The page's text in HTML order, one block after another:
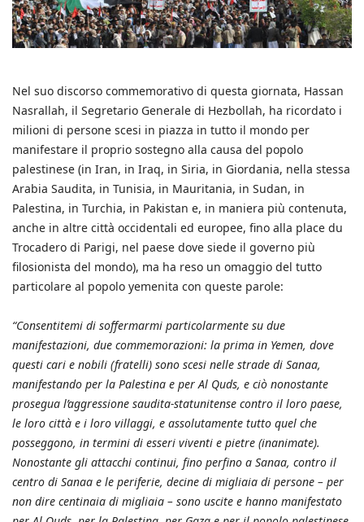
Nel suo discorso commemorativo di questa giornata, Hassan
Nasrallah, il Segretario Generale di Hezbollah, ha ricordato i
milioni di persone scesi in piazza in tutto il mondo per
manifestare il proprio sostegno alla causa del popolo
palestinese (in Iran, in Iraq, in Siria, in Giordania, nella stessa
Arabia Saudita, in Tunisia, in Mauritania, in Sudan, in
Palestina, in Turchia, in Pakistan e, in maniera più contenuta,
anche in altre città occidentali ed europee, fino alla place du
Trocadero di Parigi, nel paese dove siede il governo più
filosionista del mondo), ma ha reso un omaggio del tutto
particolare al popolo yemenita con queste parole:
“Consentitemi di soffermarmi particolarmente su due
manifestazioni, due commemorazioni: la prima in Yemen, dove
questi cari e nobili (fratelli) sono scesi nelle strade di Sanaa,
manifestando per la Palestina e per Al Quds, e ciò nonostante
prosegua l’aggressione saudita-statunitense contro il loro paese,
le loro città e i loro villaggi, e assolutamente tutto quel che
posseggono, in termini di esseri viventi e pietre (inanimate).
Nonostante gli attacchi continui, fino perfino a Sanaa, contro il
centro di Sanaa e le periferie, decine di migliaia di persone – per
non dire centinaia di migliaia – sono uscite e hanno manifestato